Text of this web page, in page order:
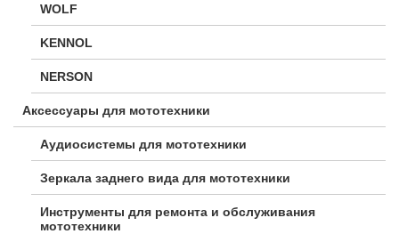
WOLF
KENNOL
NERSON
Аксессуары для мототехники
Аудиосистемы для мототехники
Зеркала заднего вида для мототехники
Инструменты для ремонта и обслуживания
мототехники